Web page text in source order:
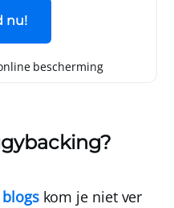
nu!
bescherming
blogskom je niet ver